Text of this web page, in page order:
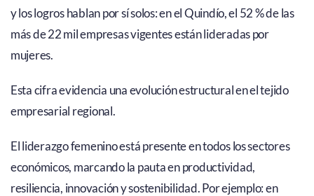
y los logros hablan por sí solos: en el Quindío, el 52 % de las
más de 22 mil empresas vigentes están lideradas por
mujeres.
Esta cifra evidencia una evolución estructural en el tejido
empresarial regional.
El liderazgo femenino está presente en todos los sectores
económicos, marcando la pauta en productividad,
resiliencia, innovación y sostenibilidad. Por ejemplo: en